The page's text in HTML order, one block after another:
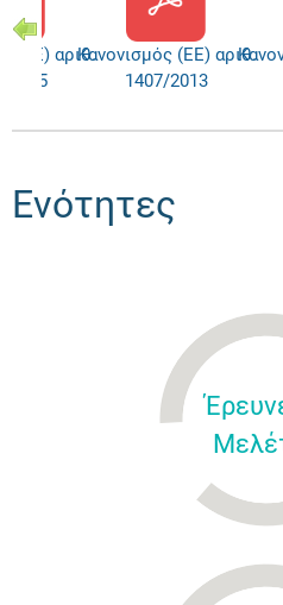
(ΕΕ) αριθ.
1315
Κανονισμός (ΕΕ) αριθ.
1407/2013
Ενότητες